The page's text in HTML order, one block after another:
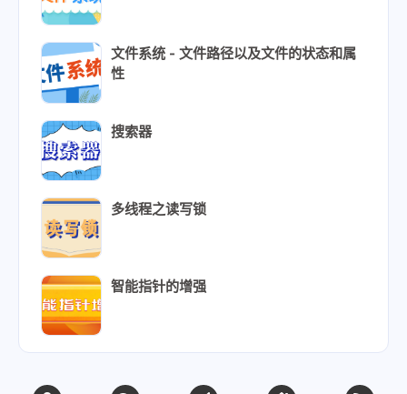
文件系统 - 文件路径以及文件的状态和属
性
搜索器
多线程之读写锁
智能指针的增强